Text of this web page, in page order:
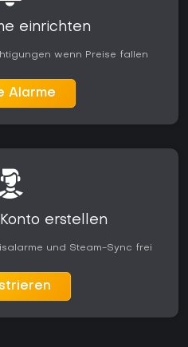
einrichten
wenn Preise fallen
Alarme
erstellen
und Steam-Sync frei